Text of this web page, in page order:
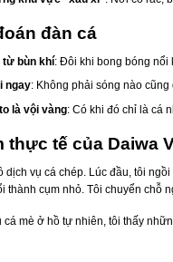
đàn cá
từ bùn khí: Đôi khi bong bóng nổi
ngay: Không phải sóng nào
là vội vàng: Có khi đó chỉ là cá
thực tế của Daiwa
dịch vụ cá chép. Lúc đầu, tôi
thành cụm nhỏ. Tôi chuyển chỗ
cá mè ở hồ tự nhiên, tôi thấy